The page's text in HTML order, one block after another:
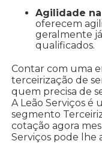
Agilidade
oferecem
geralmente
qualificados.
Contar com uma
terceirização de
quem precisa de
A Leão Serviços é
segmento
cotação agora
Serviços pode lhe